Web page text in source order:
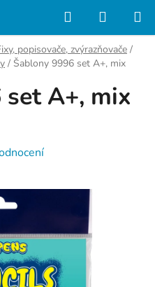
Hledat
KOŠÍK
popisovače, zvýrazňovače /
/ Šablony 9996 set A+, mix
A+, mix